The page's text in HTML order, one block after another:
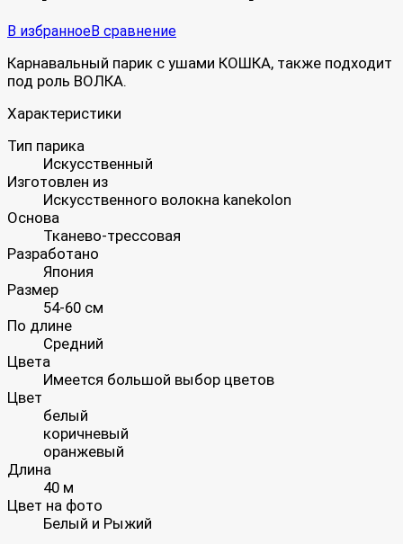
В избранноеВ сравнение
Карнавальный парик с ушами КОШКА, также подходит
под роль ВОЛКА.
Характеристики
Тип парика
Искусственный
Изготовлен из
Искусственного волокна kanekolon
Основа
Тканево-трессовая
Разработано
Япония
Размер
54-60 см
По длине
Средний
Цвета
Имеется большой выбор цветов
Цвет
белый
коричневый
оранжевый
Длина
40 м
Цвет на фото
Белый и Рыжий